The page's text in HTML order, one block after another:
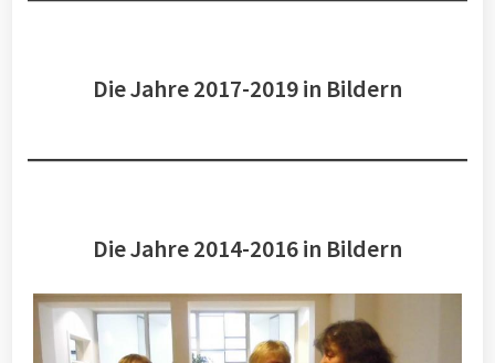
Die Jahre 2017-2019 in Bildern
Die Jahre 2014-2016 in Bildern